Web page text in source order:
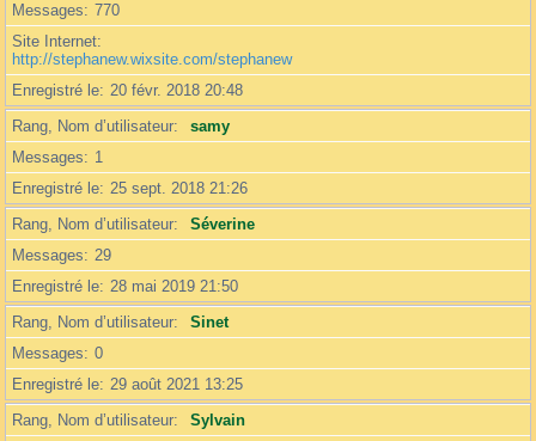
Messages
770
Site Internet
http://stephanew.wixsite.com/stephanew
Enregistré le 20 févr. 2018 20:48
Rang, Nom d’utilisateur
samy
Messages
1
Enregistré le 25 sept. 2018 21:26
Rang, Nom d’utilisateur
Séverine
Messages
29
Enregistré le 28 mai 2019 21:50
Rang, Nom d’utilisateur
Sinet
Messages
0
Enregistré le 29 août 2021 13:25
Rang, Nom d’utilisateur
Sylvain